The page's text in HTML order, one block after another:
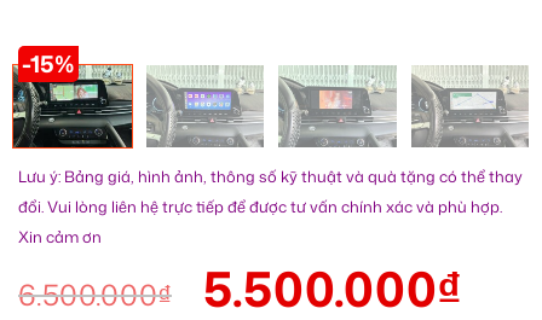
-15%
Lưu ý: Bảng giá, hình ảnh, thông số kỹ thuật và quà tặng có thể thay
đổi. Vui lòng liên hệ trực tiếp để được tư vấn chính xác và phù hợp.
Xin cảm ơn
6.500.000₫ 5.500.000₫